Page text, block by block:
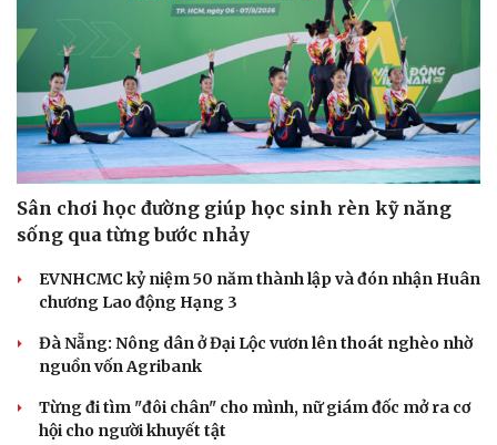
Sân chơi học đường giúp học sinh rèn kỹ năng
sống qua từng bước nhảy
EVNHCMC kỷ niệm 50 năm thành lập và đón nhận Huân
chương Lao động Hạng 3
Đà Nẵng: Nông dân ở Đại Lộc vươn lên thoát nghèo nhờ
nguồn vốn Agribank
Từng đi tìm "đôi chân" cho mình, nữ giám đốc mở ra cơ
hội cho người khuyết tật